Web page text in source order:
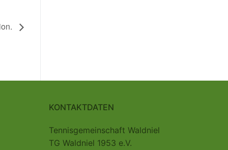
KONTAKTDATEN
Tennisgemeinschaft Waldniel
TG Waldniel 1953 e.V.